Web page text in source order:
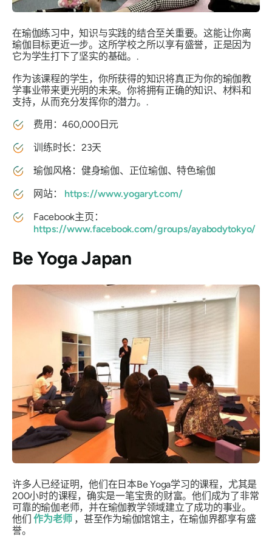
在瑜伽练习中，知识与实践的结合至关重要。这能让你离
瑜伽目标更近一步。这所学校之所以享有盛誉，正是因为
它为学生打下了坚实的基础。.
作为该课程的学生，你所获得的知识将真正为你的瑜伽教
学事业带来更光明的未来。你将拥有正确的知识、材料和
支持，从而充分发挥你的潜力。.
费用：460,000日元
训练时长：23天
瑜伽风格：健身瑜伽、正位瑜伽、特色瑜伽
网站： https://www.yogaryt.com/
Facebook主页：
https://www.facebook.com/groups/ayabodytokyo/
Be Yoga Japan
许多人已经证明，他们在日本Be Yoga学习的课程，尤其是
200小时的课程，确实是一笔宝贵的财富。他们成为了非常
可靠的瑜伽老师，并在瑜伽教学领域建立了成功的事业。
他们作为老师，甚至作为瑜伽馆馆主，在瑜伽界都享有盛
誉。